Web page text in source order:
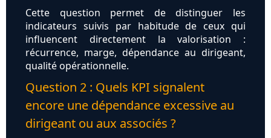
Cette question permet de distinguer les
indicateurs suivis par habitude de ceux qui
influencent directement la valorisation :
récurrence, marge, dépendance au dirigeant,
qualité opérationnelle.
Question 2 : Quels KPI signalent
encore une dépendance excessive au
dirigeant ou aux associés ?